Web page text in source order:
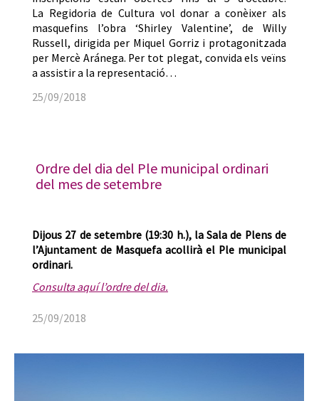
La Regidoria de Cultura vol donar a conèixer als
masquefins l’obra ‘Shirley Valentine’, de Willy
Russell, dirigida per Miquel Gorriz i protagonitzada
per Mercè Aránega. Per tot plegat, convida els veïns
a assistir a la representació…
25/09/2018
Ordre del dia del Ple municipal ordinari
del mes de setembre
Dijous 27 de setembre (19:30 h.), la Sala de Plens de
l’Ajuntament de Masquefa acollirà el Ple municipal
ordinari.
Consulta aquí l’ordre del dia.
25/09/2018